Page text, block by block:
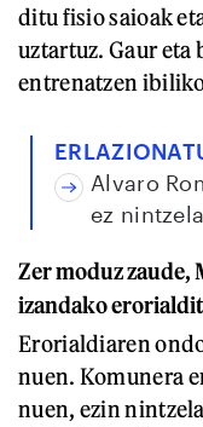
ditu fisio saioak
uztartuz. Gaur
entrenatzen
Alvaro
ez
Zer moduz zaude,
izandako
Erorialdiaren
nuen. Komunera
nuen, ezin